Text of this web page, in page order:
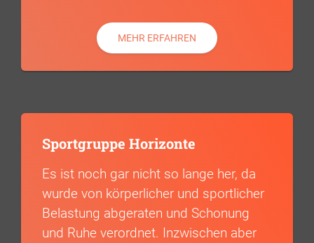
MEHR ERFAHREN
Sportgruppe Horizonte
Es ist noch gar nicht so lange her, da
wurde von körperlicher und sportlicher
Belastung abgeraten und Schonung
und Ruhe verordnet. Inzwischen aber